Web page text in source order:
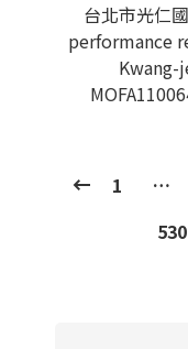
台北市光仁
performance
Kwang-
1 …
530